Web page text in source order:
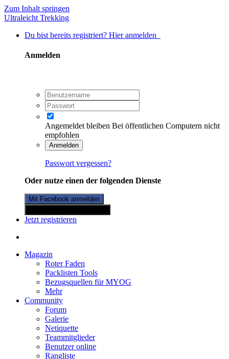
Zum Inhalt springen
Ultraleicht Trekking
Du bist bereits registriert? Hier anmelden
Anmelden
Angemeldet bleiben Bei öffentlichen Computern nicht
empfohlen
Anmelden
Passwort vergessen?
Oder nutze einen der folgenden Dienste
Mit Facebook anmelden
Jetzt registrieren
Magazin
Roter Faden
Packlisten Tools
Bezugsquellen für MYOG
Mehr
Community
Forum
Galerie
Netiquette
Teammitglieder
Benutzer online
Rangliste